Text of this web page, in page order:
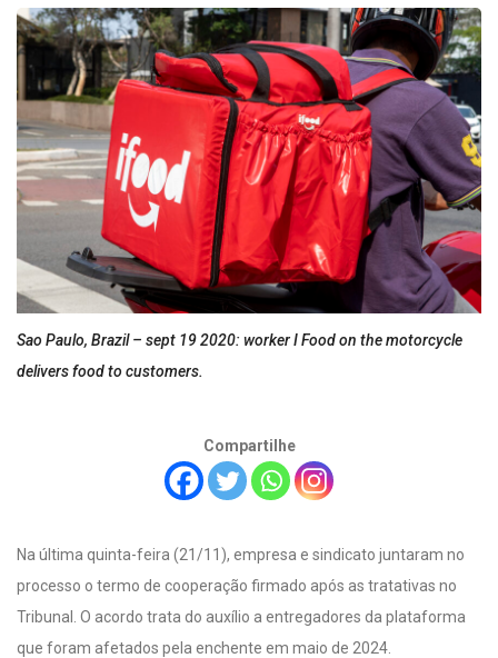
Sao Paulo, Brazil – sept 19 2020: worker I Food on the motorcycle
delivers food to customers.
Compartilhe
Na última quinta-feira (21/11), empresa e sindicato juntaram no
processo o termo de cooperação firmado após as tratativas no
Tribunal. O acordo trata do auxílio a entregadores da plataforma
que foram afetados pela enchente em maio de 2024.